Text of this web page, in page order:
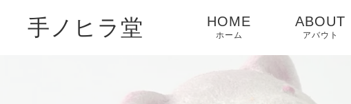
手ノヒラ堂 HOME
ホーム
ABOUT
アバウト